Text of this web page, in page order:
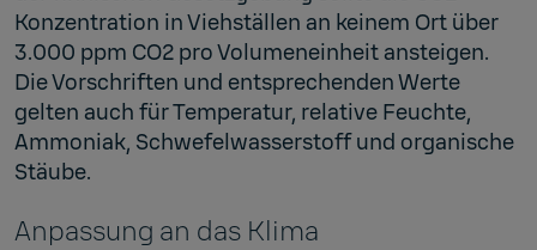
Konzentration in Viehställen an keinem Ort über
3.000 ppm CO2 pro Volumeneinheit ansteigen.
Die Vorschriften und entsprechenden Werte
gelten auch für Temperatur, relative Feuchte,
Ammoniak, Schwefelwasserstoff und organische
Stäube.
Anpassung an das Klima